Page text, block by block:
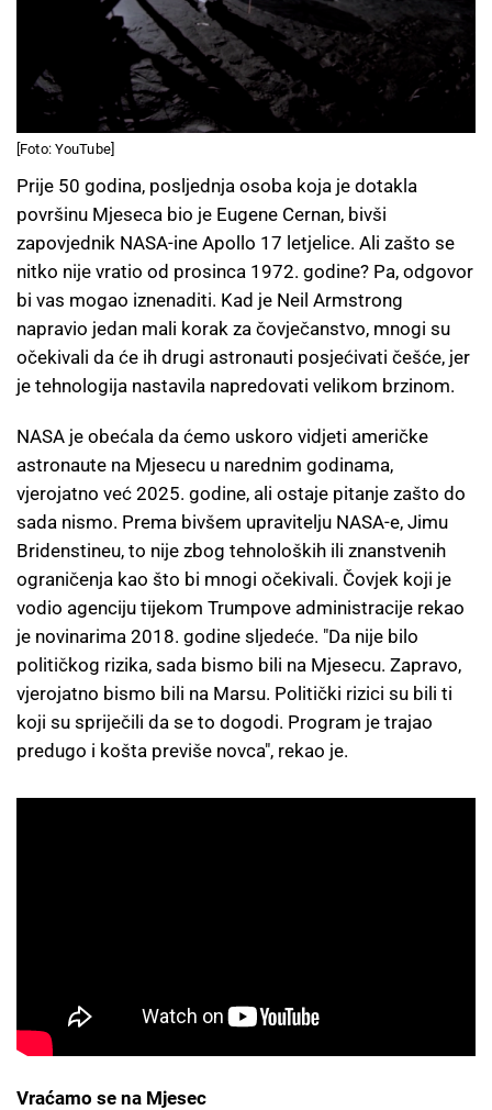
[Foto: YouTube]
Prije 50 godina, posljednja osoba koja je dotakla
površinu Mjeseca bio je Eugene Cernan, bivši
zapovjednik NASA-ine Apollo 17 letjelice. Ali zašto se
nitko nije vratio od prosinca 1972. godine? Pa, odgovor
bi vas mogao iznenaditi. Kad je Neil Armstrong
napravio jedan mali korak za čovječanstvo, mnogi su
očekivali da će ih drugi astronauti posjećivati ​​češće, jer
je tehnologija nastavila napredovati velikom brzinom.
NASA je obećala da ćemo uskoro vidjeti američke
astronaute na Mjesecu u narednim godinama,
vjerojatno već 2025. godine, ali ostaje pitanje zašto do
sada nismo. Prema bivšem upravitelju NASA-e, Jimu
Bridenstineu, to nije zbog tehnoloških ili znanstvenih
ograničenja kao što bi mnogi očekivali. Čovjek koji je
vodio agenciju tijekom Trumpove administracije rekao
je novinarima 2018. godine sljedeće. "Da nije bilo
političkog rizika, sada bismo bili na Mjesecu. Zapravo,
vjerojatno bismo bili na Marsu. Politički rizici su bili ti
koji su spriječili da se to dogodi. Program je trajao
predugo i košta previše novca", rekao je.
Vraćamo se na Mjesec